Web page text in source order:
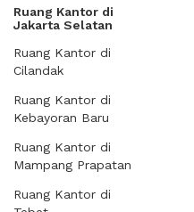
Ruang Kantor di
Jakarta Selatan
Ruang Kantor di
Cilandak
Ruang Kantor di
Kebayoran Baru
Ruang Kantor di
Mampang Prapatan
Ruang Kantor di